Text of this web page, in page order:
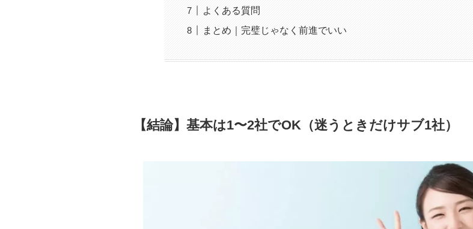
よくある質問
まとめ｜完璧じゃなく前進でいい
【結論】基本は1〜2社でOK （迷うときだけサブ1社）